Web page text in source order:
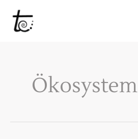
Inhalt
springen
Ökosystem